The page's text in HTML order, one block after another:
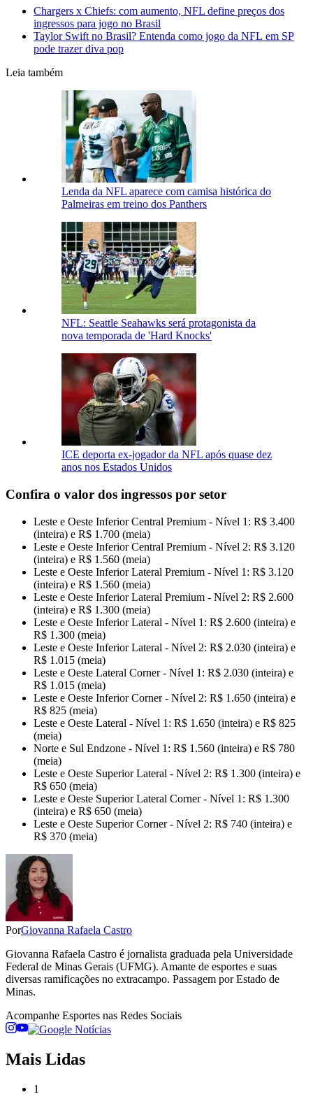
Chargers x Chiefs: com aumento, NFL define preços dos
ingressos para jogo no Brasil
Taylor Swift no Brasil? Entenda como jogo da NFL em SP
pode trazer diva pop
Leia também
Lenda da NFL aparece com camisa histórica do
Palmeiras em treino dos Panthers
NFL: Seattle Seahawks será protagonista da
nova temporada de 'Hard Knocks'
ICE deporta ex-jogador da NFL após quase dez
anos nos Estados Unidos
Confira o valor dos ingressos por setor
Leste e Oeste Inferior Central Premium - Nível 1: R$ 3.400
(inteira) e R$ 1.700 (meia)
Leste e Oeste Inferior Central Premium - Nível 2: R$ 3.120
(inteira) e R$ 1.560 (meia)
Leste e Oeste Inferior Lateral Premium - Nível 1: R$ 3.120
(inteira) e R$ 1.560 (meia)
Leste e Oeste Inferior Lateral Premium - Nível 2: R$ 2.600
(inteira) e R$ 1.300 (meia)
Leste e Oeste Inferior Lateral - Nível 1: R$ 2.600 (inteira) e
R$ 1.300 (meia)
Leste e Oeste Inferior Lateral - Nível 2: R$ 2.030 (inteira) e
R$ 1.015 (meia)
Leste e Oeste Lateral Corner - Nível 1: R$ 2.030 (inteira) e
R$ 1.015 (meia)
Leste e Oeste Inferior Corner - Nível 2: R$ 1.650 (inteira) e
R$ 825 (meia)
Leste e Oeste Lateral - Nível 1: R$ 1.650 (inteira) e R$ 825
(meia)
Norte e Sul Endzone - Nível 1: R$ 1.560 (inteira) e R$ 780
(meia)
Leste e Oeste Superior Lateral - Nível 2: R$ 1.300 (inteira) e
R$ 650 (meia)
Leste e Oeste Superior Lateral Corner - Nível 1: R$ 1.300
(inteira) e R$ 650 (meia)
Leste e Oeste Superior Corner - Nível 2: R$ 740 (inteira) e
R$ 370 (meia)
PorGiovanna Rafaela Castro
Giovanna Rafaela Castro é jornalista graduada pela Universidade
Federal de Minas Gerais (UFMG). Amante de esportes e suas
diversas ramificações no extracampo. Passagem por Estado de
Minas.
Acompanhe Esportes nas Redes Sociais
Mais Lidas
1